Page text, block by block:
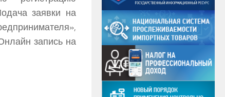
заявки на
запись на